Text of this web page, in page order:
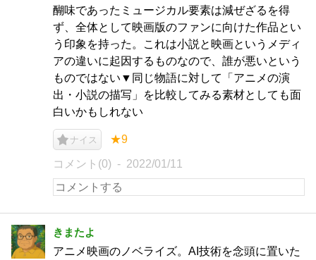
醐味であったミュージカル要素は減ぜざるを得
ず、全体として映画版のファンに向けた作品とい
う印象を持った。これは小説と映画というメディ
アの違いに起因するものなので、誰が悪いという
ものではない▼同じ物語に対して「アニメの演
出・小説の描写」を比較してみる素材としても面
白いかもしれない
ナイス ★9
コメント(0) 2022/01/11
きまたよ
アニメ映画のノベライズ。AI技術を念頭に置いた